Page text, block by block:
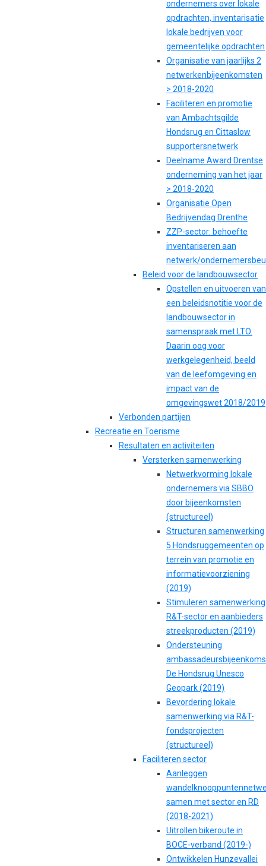
ondernemers over lokale
opdrachten, inventarisatie
lokale bedrijven voor
gemeentelijke opdrachten
Organisatie van jaarlijks 2
netwerkenbijeenkomsten
> 2018-2020
Faciliteren en promotie
van Ambachtsgilde
Hondsrug en Cittaslow
supportersnetwerk
Deelname Award Drentse
onderneming van het jaar
> 2018-2020
Organisatie Open
Bedrijvendag Drenthe
ZZP-sector: behoefte
inventariseren aan
netwerk/
Beleid voor de landbouwsector
Opstellen en uitvoeren van
een beleidsnotitie voor de
landbouwsector in
samenspraak met LTO.
Daarin oog voor
werkgelegenheid, beeld
van de leefomgeving en
impact van de
omgevingswet 2018/2019
Verbonden partijen
Recreatie en Toerisme
Resultaten en activiteiten
Versterken samenwerking
Netwerkvorming lokale
ondernemers via SBBO
door bijeenkomsten
(structureel)
Structuren samenwerking
5 Hondsruggemeenten op
terrein van promotie en
informatievoorziening
(2019)
Stimuleren samenwerking
R&T-sector en aanbieders
streekproducten (2019)
Ondersteuning
De Hondsrug Unesco
Geopark (2019)
Bevordering lokale
samenwerking via R&T-
fondsprojecten
(structureel)
Faciliteren sector
Aanleggen
samen met sector en RD
(2018-2021)
Uitrollen bikeroute in
BOCE-verband (2019-)
Ontwikkelen Hunzevallei